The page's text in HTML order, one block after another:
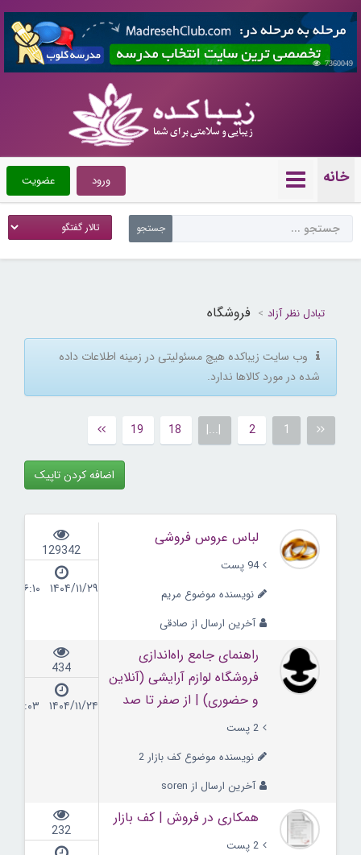
7360049
خانه عضویت ورود
تبادل نظر آزاد فروشگاه
وب سایت زیباکده هیچ مسئولیتی در زمینه اطلاعات داده
شده در مورد کالاها ندارد.
1
2
|...|
18
19
اضافه کردن تاپیک
لباس عروس فروشی
94 پست
نویسنده موضوع مریم
آخرین ارسال از صادقی
129342
۱۴۰۴/۱۱/۲۹ ۱۶:۱۰
راهنمای جامع راه‌اندازی
فروشگاه لوازم آرایشی (آنلاین
و حضوری) | از صفر تا صد
2 پست
نویسنده موضوع کف بازار 2
آخرین ارسال از soren
434
۱۴۰۴/۱۱/۲۴ ۲۰:۰۳
همکاری در فروش | کف بازار
2 پست
232